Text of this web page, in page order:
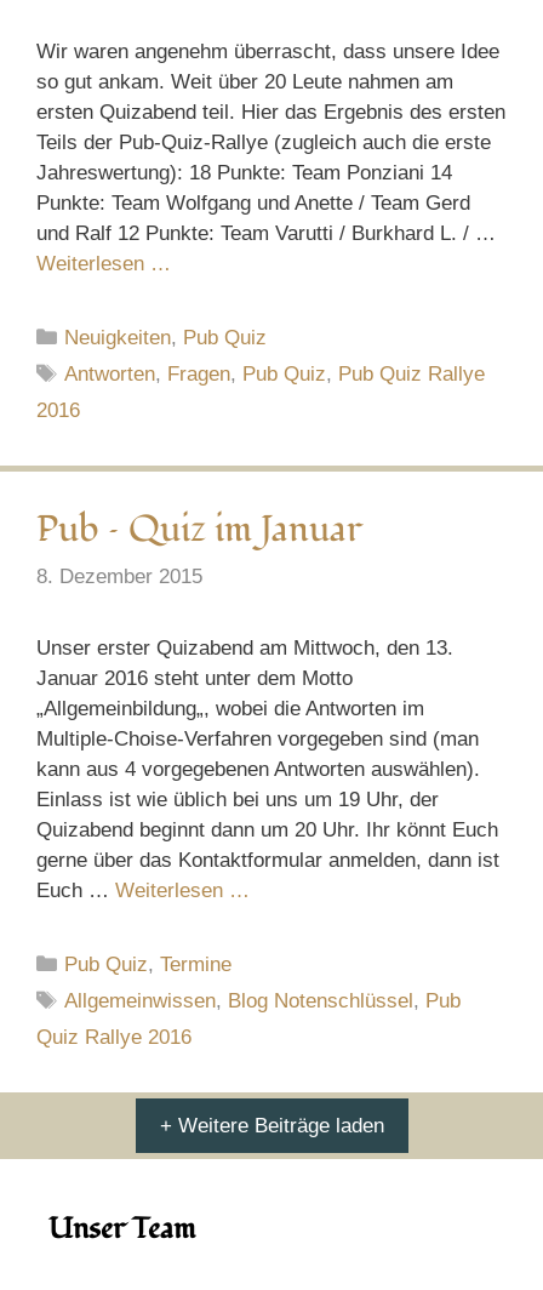
Wir waren angenehm überrascht, dass unsere Idee
so gut ankam. Weit über 20 Leute nahmen am
ersten Quizabend teil. Hier das Ergebnis des ersten
Teils der Pub-Quiz-Rallye (zugleich auch die erste
Jahreswertung): 18 Punkte: Team Ponziani 14
Punkte: Team Wolfgang und Anette / Team Gerd
und Ralf 12 Punkte: Team Varutti / Burkhard L. / …
Weiterlesen …
Kategorien
Neuigkeiten, Pub Quiz
Schlagwörter
Antworten, Fragen, Pub Quiz, Pub Quiz Rallye
2016
Pub – Quiz im Januar
8. Dezember 2015
Unser erster Quizabend am Mittwoch, den 13.
Januar 2016 steht unter dem Motto
„Allgemeinbildung„, wobei die Antworten im
Multiple-Choise-Verfahren vorgegeben sind (man
kann aus 4 vorgegebenen Antworten auswählen).
Einlass ist wie üblich bei uns um 19 Uhr, der
Quizabend beginnt dann um 20 Uhr. Ihr könnt Euch
gerne über das Kontaktformular anmelden, dann ist
Euch … Weiterlesen …
Kategorien
Pub Quiz,Termine
Schlagwörter
Allgemeinwissen, Blog Notenschlüssel, Pub
Quiz Rallye 2016
+ Weitere Beiträge laden
Unser Team